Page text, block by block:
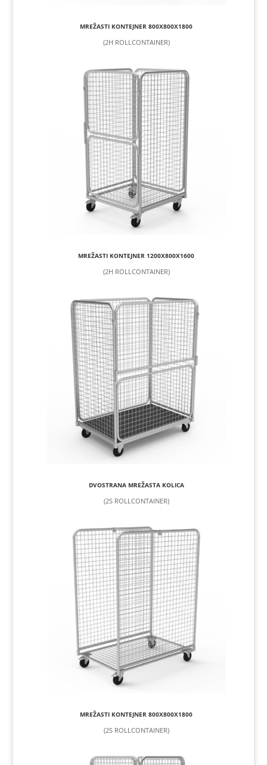
MREŽASTI KONTEJNER 800X800X1800
(2H ROLLCONTAINER)
MREŽASTI KONTEJNER 1200X800X1600
(2H ROLLCONTAINER)
DVOSTRANA MREŽASTA KOLICA
(2S ROLLCONTAINER)
MREŽASTI KONTEJNER 800X800X1800
(2S ROLLCONTAINER)